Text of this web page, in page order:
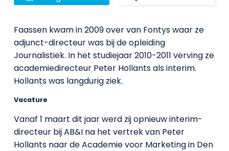
Faassen kwam in 2009 over van Fontys waar ze
adjunct-directeur was bij de opleiding
Journalistiek. In het studiejaar 2010-2011 verving ze
academiedirecteur Peter Hollants als interim.
Hollants was langdurig ziek.
Vacature
Vanaf 1 maart dit jaar werd zij opnieuw interim-
directeur bij AB&I na het vertrek van Peter
Hollants naar de Academie voor Marketing in Den